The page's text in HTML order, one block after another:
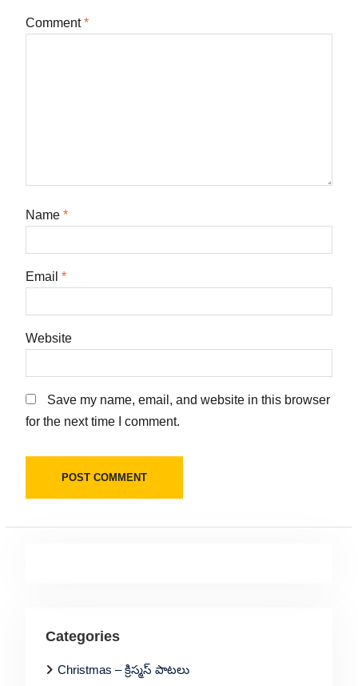
Comment*
Name *
Email *
Website
Save my name, email, and website in this browser
for the next time I comment.
Categories
Christmas – క్రిస్మస్ పాటలు